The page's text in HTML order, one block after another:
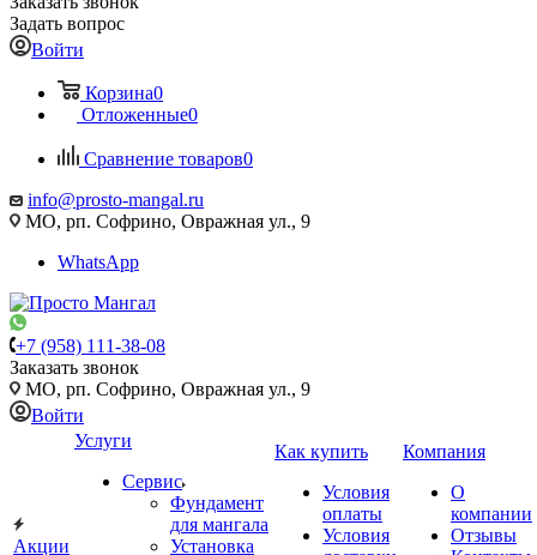
Задать вопрос
Войти
Корзина0
Отложенные0
Сравнение товаров0
info@prosto-mangal.ru
МО, рп. Софрино, Овражная ул., 9
WhatsApp
+7 (958) 111-38-08
Заказать звонок
МО, рп. Софрино, Овражная ул., 9
Войти
Акции
Услуги
Сервис
Фундамент
для мангала
Установка
Как купить
Условия
оплаты
Условия
Компания
О
компании
Отзывы